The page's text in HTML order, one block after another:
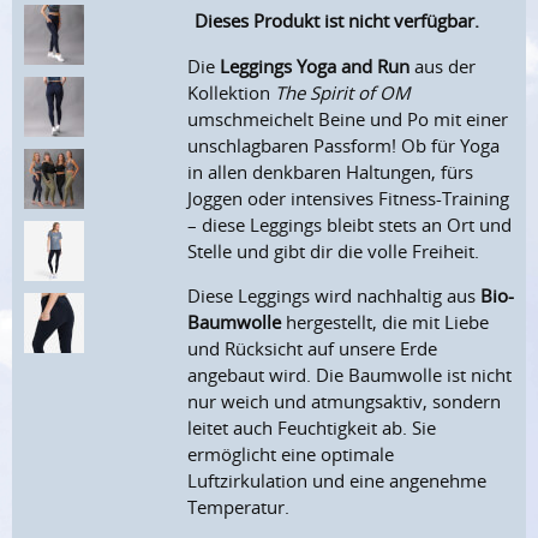
Dieses Produkt ist nicht verfügbar.
Die Leggings Yoga and Runaus der
Kollektion The Spirit of OM
umschmeichelt Beine und Po mit einer
unschlagbaren Passform! Ob für Yoga
in allen denkbaren Haltungen, fürs
Joggen oder intensives Fitness-Training
– diese Leggings bleibt stets an Ort und
Stelle und gibt dir die volle Freiheit.
Diese Leggings wird nachhaltig aus Bio-
Baumwollehergestellt, die mit Liebe
und Rücksicht auf unsere Erde
angebaut wird. Die Baumwolle ist nicht
nur weich und atmungsaktiv, sondern
leitet auch Feuchtigkeit ab. Sie
ermöglicht eine optimale
Luftzirkulation und eine angenehme
Temperatur.